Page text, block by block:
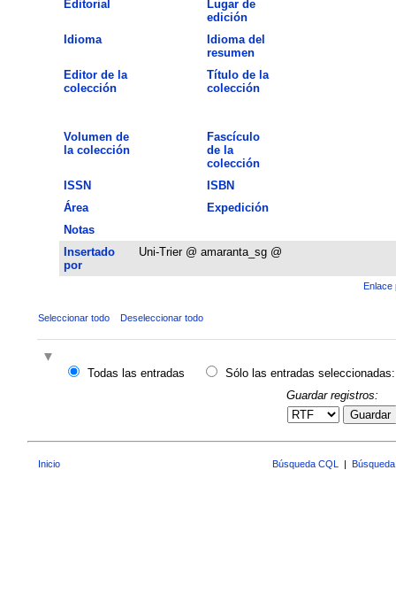
Editorial
Lugar de
edición
Idioma
Idioma del
resumen
Editor de la
colección
Título de la
colección
Volumen de
la colección
Fascículo
de la
colección
ISSN
ISBN
Área
Expedición
Notas
Insertado
por
Uni-Trier @ amaranta_sg @
Enlace
Seleccionar todo Deseleccionar todo
Todas las entradas
Sólo las entradas seleccionadas:
Guardar registros:
Guardar
Inicio Búsqueda CQL